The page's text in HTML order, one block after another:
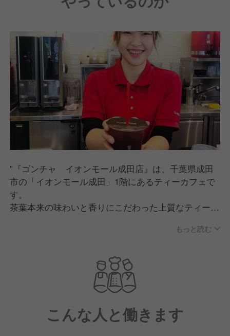
"『ゴンチャ イオンモール成田店』は、千葉県成田
市の「イオンモール成田」1階にあるティーカフェで
す。
茶葉本来の味わいと香りにこだわった上質なティーメ
オープン以来、おかげさまで多くのお客様にご利用い
これからもブランドの信頼を守り、愛されるお店づく
りに励んでまいります。
そこで現在、事業拡大に向け、戦力強化のために積極
もっと読む
こんな人と働きます